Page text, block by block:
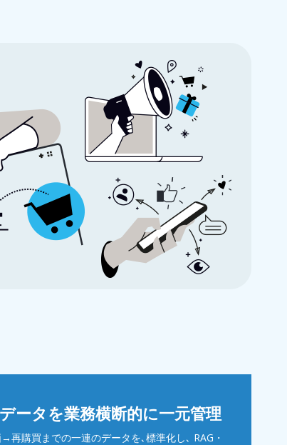
ータを業務横断的に一元管理
購買までの一連のデータを､標準化し､ RAG・